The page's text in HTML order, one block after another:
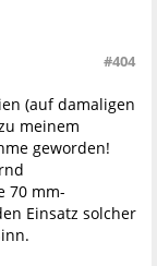
#404
(auf damaligen
meinem
geworden!
70 mm-
Einsatz solcher